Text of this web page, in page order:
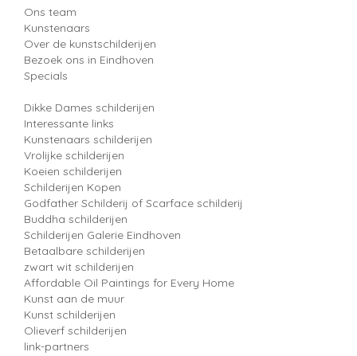
Ons team
Kunstenaars
Over de kunstschilderijen
Bezoek ons in Eindhoven
Specials
Dikke Dames schilderijen
Interessante links
Kunstenaars schilderijen
Vrolijke schilderijen
Koeien schilderijen
Schilderijen Kopen
Godfather Schilderij of Scarface schilderij
Buddha schilderijen
Schilderijen Galerie Eindhoven
Betaalbare schilderijen
zwart wit schilderijen
Affordable Oil Paintings for Every Home
Kunst aan de muur
Kunst schilderijen
Olieverf schilderijen
link-partners